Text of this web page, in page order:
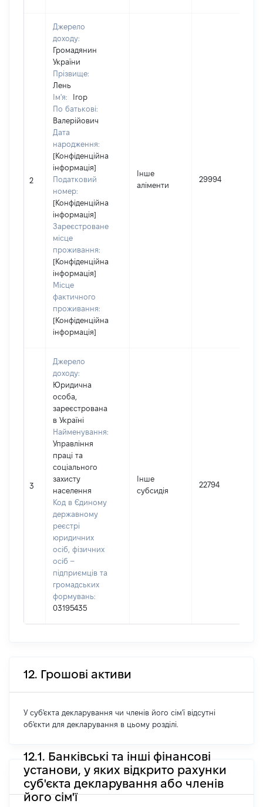
2
Джерело
доходу:
Громадянин
України
Прізвище:
Лень
Ім'я:
Ігор
По батькові:
Валерійович
Дата
народження:
[Конфіденційна
інформація]
Податковий
номер:
[Конфіденційна
інформація]
Зареєстроване
місце
проживання:
[Конфіденційна
інформація]
Місце
фактичного
проживання:
[Конфіденційна
інформація]
Інше
аліменти
29994
3
Джерело
доходу:
Юридична
особа,
зареєстрована
в Україні
Найменування:
Управління
праці та
соціального
захисту
населення
Код в Єдиному
державному
реєстрі
юридичних
осіб, фізичних
осіб –
підприємців та
громадських
формувань:
03195435
Інше
субсидія
22794
12. Грошові активи
У суб'єкта декларування чи членів його сім'ї відсутні
об'єкти для декларування в цьому розділі.
12.1. Банківські та інші фінансові
установи, у яких відкрито рахунки
суб'єкта декларування або членів
його сім'ї